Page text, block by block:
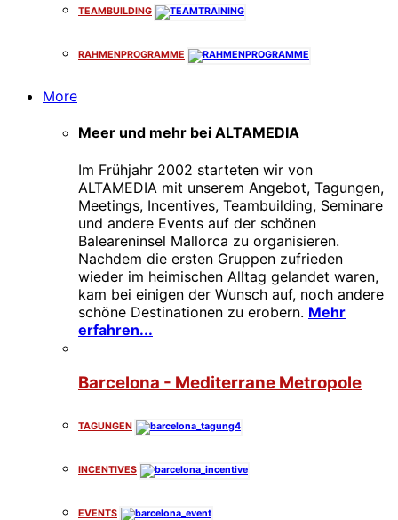
TEAMBUILDING
RAHMENPROGRAMME
More
Meer und mehr bei ALTAMEDIA
Im Frühjahr 2002 starteten wir von
ALTAMEDIA mit unserem Angebot, Tagungen,
Meetings, Incentives, Teambuilding, Seminare
und andere Events auf der schönen
Baleareninsel Mallorca zu organisieren.
Nachdem die ersten Gruppen zufrieden
wieder im heimischen Alltag gelandet waren,
kam bei einigen der Wunsch auf, noch andere
schöne Destinationen zu erobern. Mehr
erfahren...
Barcelona - Mediterrane Metropole
TAGUNGEN
INCENTIVES
EVENTS